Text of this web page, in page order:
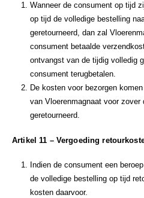
Wanneer de consument op tijd
op tijd de volledige bestelling
geretourneerd, dan zal
consument betaalde
ontvangst van de tijdig volledig
consument terugbetalen.
De kosten voor bezorgen
van Vloerenmagnaat voor
geretourneerd.
Artikel 11 – Vergoeding
Indien de consument een
de volledige bestelling op tijd
kosten daarvoor.